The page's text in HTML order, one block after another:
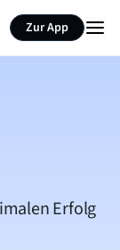
Zur App
Erfolg